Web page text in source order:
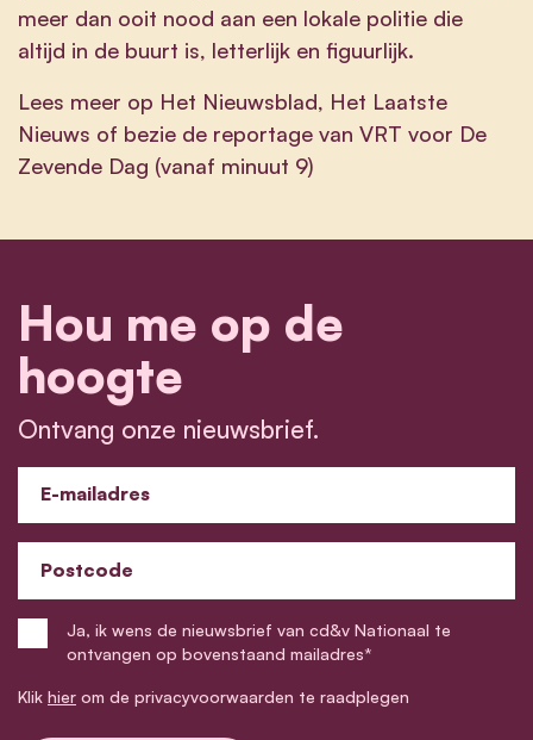
meer dan ooit nood aan een lokale politie die
altijd in de buurt is, letterlijk en figuurlijk.
Lees meer op Het Nieuwsblad, Het Laatste
Nieuws of bezie de reportage van VRT voor De
Zevende Dag (vanaf minuut 9)
Hou me op de
hoogte
Ontvang onze nieuwsbrief.
E-mailadres
Postcode
Ja, ik wens de nieuwsbrief van cd&v Nationaal te
ontvangen op bovenstaand mailadres*
Klik hier om de privacyvoorwaarden te raadplegen